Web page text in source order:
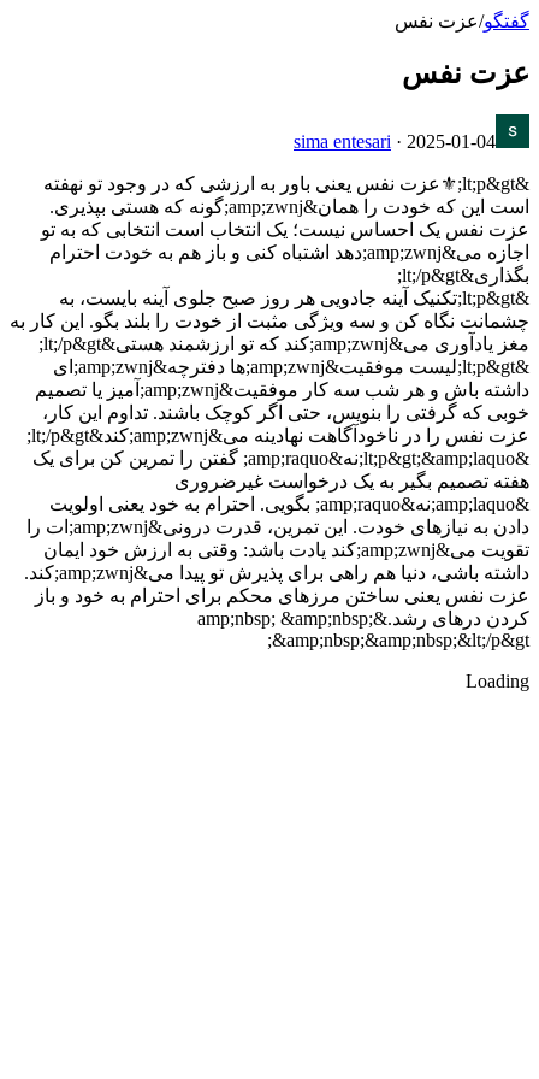
گفتگو/عزت نفس
عزت نفس
sima entesari · 2025-01-04
&lt;p&gt;⚜عزت نفس یعنی باور به ارزشی که در وجود تو نهفته
است این که خودت را همان&amp;zwnj;گونه که هستی بپذیری.
عزت نفس یک احساس نیست؛ یک انتخاب است انتخابی که به تو
اجازه می&amp;zwnj;دهد اشتباه کنی و باز هم به خودت احترام
بگذاری&lt;/p&gt;
&lt;p&gt;تکنیک آینه جادویی هر روز صبح جلوی آینه بایست، به
چشمانت نگاه کن و سه ویژگی مثبت از خودت را بلند بگو. این کار به
مغز یادآوری می&amp;zwnj;کند که تو ارزشمند هستی&lt;/p&gt;
&lt;p&gt;لیست موفقیت&amp;zwnj;ها دفترچه&amp;zwnj;ای
داشته باش و هر شب سه کار موفقیت&amp;zwnj;آمیز یا تصمیم
خوبی که گرفتی را بنویس، حتی اگر کوچک باشند. تداوم این کار،
عزت نفس را در ناخودآگاهت نهادینه می&amp;zwnj;کند&lt;/p&gt;
&lt;p&gt;&amp;laquo;نه&amp;raquo; گفتن را تمرین کن برای یک
هفته تصمیم بگیر به یک درخواست غیرضروری
&amp;laquo;نه&amp;raquo; بگویی. احترام به خود یعنی اولویت
دادن به نیازهای خودت. این تمرین، قدرت درونی&amp;zwnj;ات را
تقویت می&amp;zwnj;کند یادت باشد: وقتی به ارزش خود ایمان
داشته باشی، دنیا هم راهی برای پذیرش تو پیدا می&amp;zwnj;کند.
عزت نفس یعنی ساختن مرزهای محکم برای احترام به خود و باز
کردن درهای رشد.&amp;nbsp; &amp;nbsp;
&amp;nbsp;&amp;nbsp;&lt;/p&gt;
Loading